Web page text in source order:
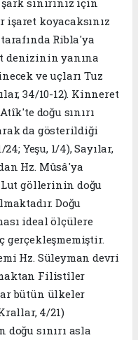
işaret koyacaksınız
Ribla'ya
denizinin yanına
ve uçları Tuz
34/10-12). Kinneret
doğu sınırı
da gösterildiği
Yeşu, 1/4), Sayılar,
Hz. Mûsâ'ya
Lut göllerinin doğu
Doğu
ideal ölçülere
Hz. Süleyman devri
Filistîler
bütün ülkeler
4/21)
sınırı asla